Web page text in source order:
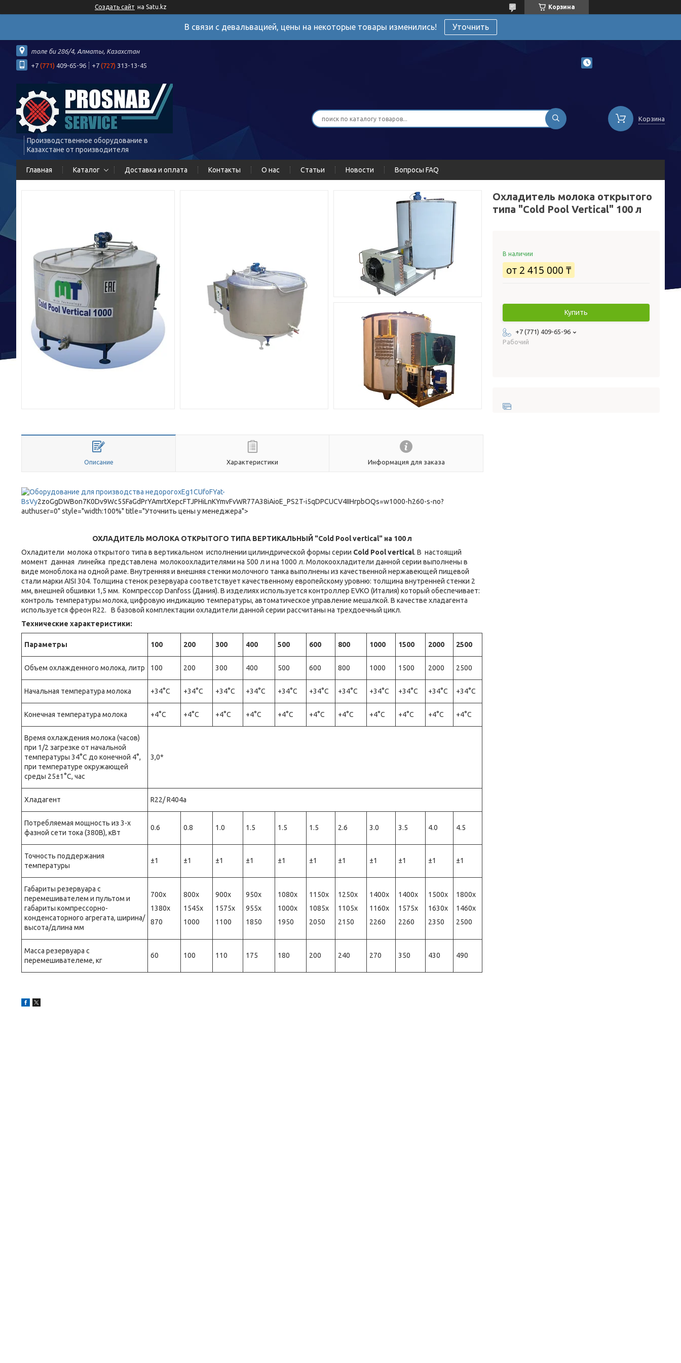
Создать сайт на Satu.kz Корзина
В связи с девальвацией, цены на некоторые товары изменились! Уточнить
толе би 286/4, Алматы, Казахстан
+7 (771) 409-65-96 +7 (727) 313-13-45
Производственное оборудование в
Казахстане от производителя
Корзина
Главная Каталог Доставка и оплата Контакты О нас Статьи Новости Вопросы FAQ
Описание Характеристики Информация для заказа
xEg1CUfoFYat-
BsVy2zoGgDWBon7K0Dv9Wc55FaGdPrYAmrtXepcFTJPHiLnKYmvFvWR77A38iAioE_PS2T-i5qDPCUCV4IIHrpbOQs=w1000-h260-s-no?
authuser=0" style="width:100%" title="Уточнить цены у менеджера">
ОХЛАДИТЕЛЬ МОЛОКА ОТКРЫТОГО ТИПА ВЕРТИКАЛЬНЫЙ "Cold Pool vertical" на 100 л
Охладители молока открытого типа в вертикальном исполнении цилиндрической формы серии Cold Pool vertical. В настоящий
момент данная линейка представлена молокоохладителями на 500 л и на 1000 л. Молокоохладители данной серии выполнены в
виде моноблока на одной раме. Внутренняя и внешняя стенки молочного танка выполнены из качественной нержавеющей пищевой
стали марки AISI 304. Толщина стенок резервуара соответствует качественному европейскому уровню: толщина внутренней стенки 2
мм, внешней обшивки 1,5 мм. Компрессор Danfoss (Дания). В изделиях используется контроллер EVKO (Италия) который обеспечивает:
контроль температуры молока, цифровую индикацию температуры, автоматическое управление мешалкой. В качестве хладагента
используется фреон R22. В базовой комплектации охладители данной серии рассчитаны на трехдоечный цикл.
Технические характеристики:
Параметры 100 200 300 400 500 600 800 1000 1500 2000 2500
Объем охлажденного молока, литр 100 200 300 400 500 600 800 1000 1500 2000 2500
Начальная температура молока +34°С +34°С +34°С +34°С +34°С +34°С +34°С +34°С +34°С +34°С +34°С
Конечная температура молока +4°С +4°С +4°С +4°С +4°С +4°С +4°С +4°С +4°С +4°С +4°С
Время охлаждения молока (часов)
при 1/2 загрезке от начальной
температуры 34°С до конечной 4°,
при температуре окружающей
среды 25±1°С, час
3,0*
Хладагент R22/ R404a
Потребляемая мощность из 3-х
фазной сети тока (380В), кВт
0.6 0.8 1.0 1.5 1.5 1.5 2.6 3.0 3.5 4.0 4.5
Точность поддержания
температуры
±1 ±1 ±1 ±1 ±1 ±1 ±1 ±1 ±1 ±1 ±1
Габариты резервуара с
перемешивателем и пультом и
габариты компрессорно-
конденсаторного агрегата, ширина/
высота/длина мм
700х
1380х
870
800х
1545х
1000
900х
1575х
1100
950х
955х
1850
1080х
1000х
1950
1150х
1085х
2050
1250х
1105х
2150
1400х
1160х
2260
1400х
1575х
2260
1500х
1630х
2350
1800х
1460х
2500
Масса резервуара с
перемешивателеме, кг
60 100 110 175 180 200 240 270 350 430 490
Охладитель молока открытого
типа "Cold Pool Vertical" 100 л
В наличии
от2 415 000 ₸
Купить
+7 (771) 409-65-96
Рабочий